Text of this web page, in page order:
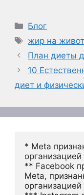
Рубрики
Блог
Метки
жир на
План диеты
10
диет и
* Meta
** Facebook
Meta,